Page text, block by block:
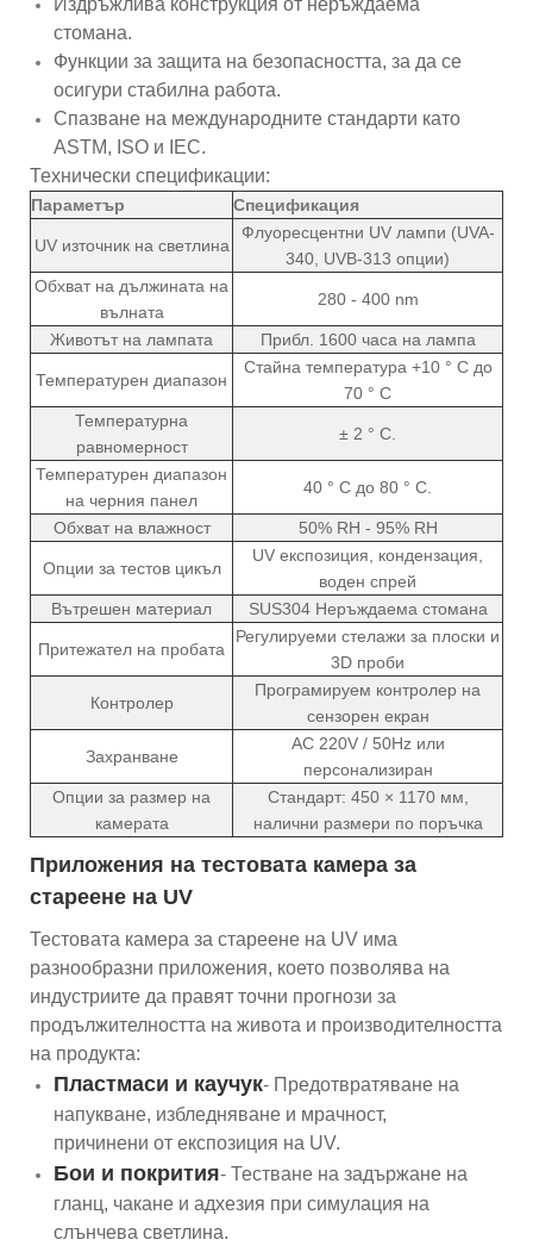
Издръжлива конструкция от неръждаема
стомана.
Функции за защита на безопасността, за да се
осигури стабилна работа.
Спазване на международните стандарти като
ASTM, ISO и IEC.
Технически спецификации:
Параметър Спецификация
UV източник на светлина
Флуоресцентни UV лампи (UVA-
340, UVB-313 опции)
Обхват на дължината на
вълната
280 - 400 nm
Животът на лампата Прибл. 1600 часа на лампа
Температурен диапазон
Стайна температура +10 ° C до
70 ° C
Температурна
равномерност
± 2 ° C.
Температурен диапазон
на черния панел
40 ° C до 80 ° C.
Обхват на влажност 50% RH - 95% RH
Опции за тестов цикъл
UV експозиция, кондензация,
воден спрей
Вътрешен материал
SUS304 Неръждаема стомана
Притежател на пробата
Регулируеми стелажи за плоски и
3D проби
Контролер
Програмируем контролер на
сензорен екран
Захранване
AC 220V / 50Hz или
персонализиран
Опции за размер на
камерата
Стандарт: 450 × 1170 мм,
налични размери по поръчка
Приложения на тестовата камера за
стареене на UV
Тестовата камера за стареене на UV има
разнообразни приложения, което позволява на
индустриите да правят точни прогнози за
продължителността на живота и производителността
на продукта:
Пластмаси и каучук- Предотвратяване на
напукване, избледняване и мрачност,
причинени от експозиция на UV.
Бои и покрития- Тестване на задържане на
гланц, чакане и адхезия при симулация на
слънчева светлина.